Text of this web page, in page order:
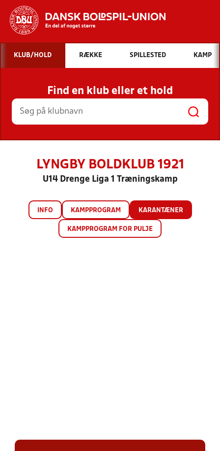
Hvad vil du søge efter?
INDHOLD OG NYHEDER
STILLINGER, RESULTATER, KLUBBER OG
HOLD
KLUB/HOLD RÆKKE SPILLESTED KAMP
Find en klub eller et hold
LYNGBY BOLDKLUB 1921
U14 Drenge Liga 1 Træningskamp
INFO KAMPPROGRAM KARANTÆNER
KAMPPROGRAM FOR PULJE